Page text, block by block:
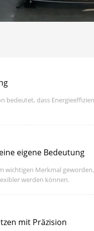
dass
eigene Bedeutung
wichtigen Merkmal
werden können.
mit Präzision